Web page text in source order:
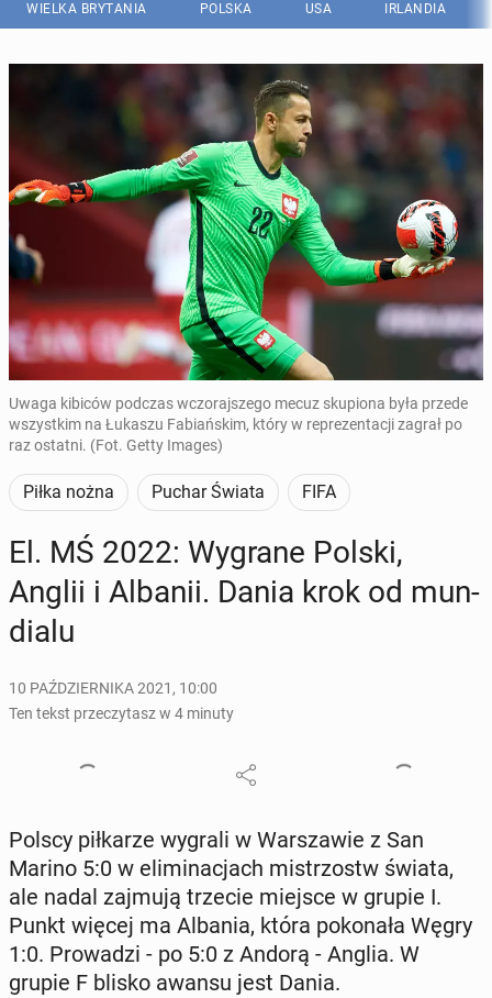
WIELKA BRYTANIA POLSKA USA IRLANDIA
Uwaga kibiców podczas wczorajszego mecuz skupiona była przede
wszystkim na Łukaszu Fabiańskim, który w reprezentacji zagrał po
raz ostatni. (Fot. Getty Images)
Piłka nożna Puchar Świata FIFA
El. MŚ 2022: Wygrane Polski,
Anglii i Albanii. Dania krok od mun­
dia­lu
10 PAŹDZIERNIKA 2021, 10:00
Ten tekst przeczytasz w 4 minuty
Polscy pił­ka­rze wygrali w War­sza­wie z San
Marino 5:0 w eli­mi­na­cjach mi­strzostw świata,
ale nadal zajmują trzecie miejsce w grupie I.
Punkt więcej ma Albania, która po­ko­na­ła Węgry
1:0. Pro­wa­dzi - po 5:0 z Andorą - Anglia. W
grupie F blisko awansu jest Dania.